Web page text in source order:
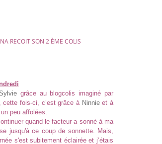
RECOIT SON 2 ÈME COLIS
grâce au blogcolis imaginé par
cette fois-ci, c’est grâce à Ninnieet à
peu affolées.
quand le facteur a sonné à ma
jusqu'à ce coup de sonnette. Mais,
s'est subitement éclairée et j’étais